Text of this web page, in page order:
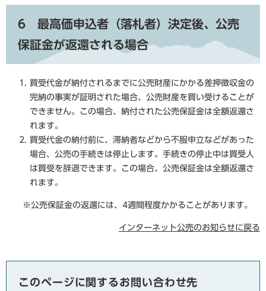
6 最高価申込者（落札者）決定後、公売
保証金が返還される場合
買受代金が納付されるまでに公売財産にかかる差押徴収金の
完納の事実が証明された場合、公売財産を買い受けることが
できません。この場合、納付された公売保証金は全額返還さ
れます。
買受代金の納付前に、滞納者などから不服申立などがあった
場合、公売の手続きは停止します。手続きの停止中は買受人
は買受を辞退できます。この場合、公売保証金は全額返還さ
れます。
※公売保証金の返還には、4週間程度かかることがあります。
インターネット公売のお知らせに戻る
このページに関するお問い合わせ先